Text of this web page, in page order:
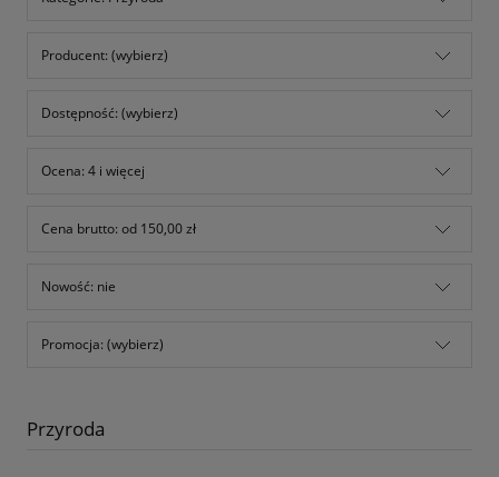
Producent: (wybierz)
Dostępność: (wybierz)
Ocena: 4 i więcej
Cena brutto: od 150,00 zł
Nowość: nie
Promocja: (wybierz)
Przyroda